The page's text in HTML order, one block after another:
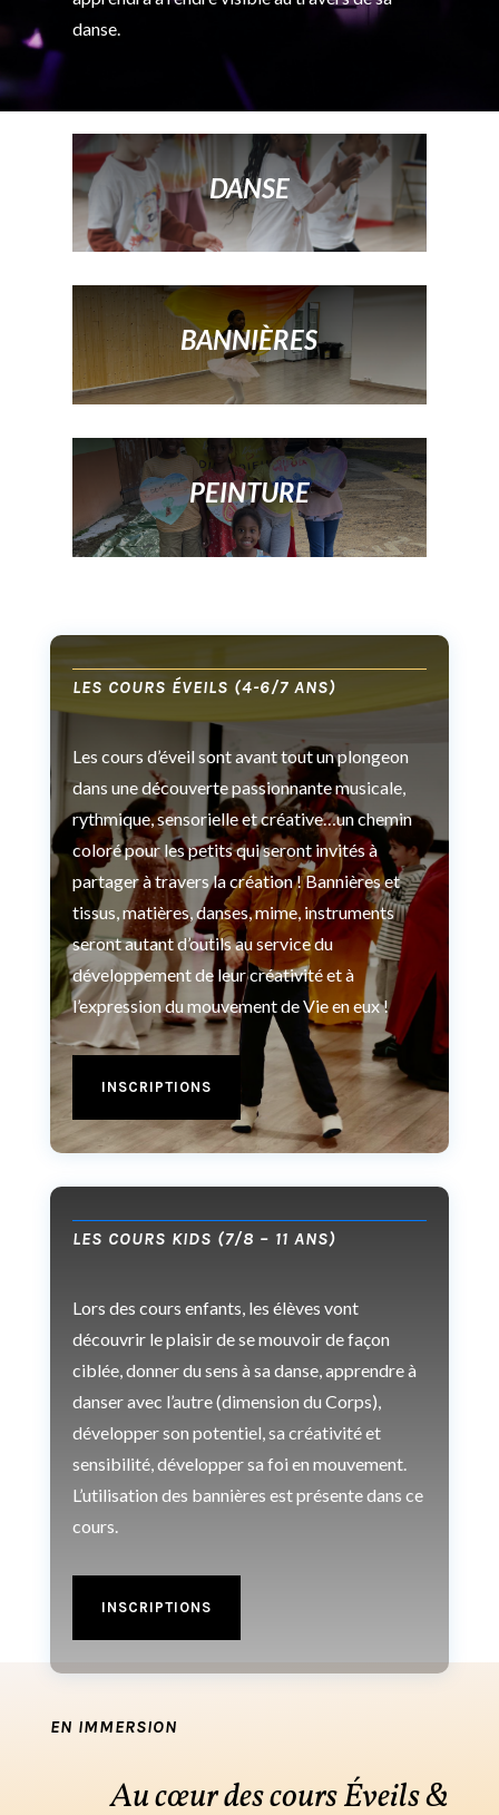
danse.
DANSE
BANNIÈRES
PEINTURE
LES COURS ÉVEILS (4-6/7 ANS)
Les cours d’éveil sont avant tout un plongeon
dans une découverte passionnante musicale,
rythmique, sensorielle et créative…un chemin
coloré pour les petits qui seront invités à
partager à travers la création ! Bannières et
tissus, matières, danses, mime, instruments
seront autant d’outils au service du
développement de leur créativité et à
l’expression du mouvement de Vie en eux !
INSCRIPTIONS
LES COURS KIDS (7/8 – 11 ANS)
Lors des cours enfants, les élèves vont
découvrir le plaisir de se mouvoir de façon
ciblée, donner du sens à sa danse, apprendre à
danser avec l’autre (dimension du Corps),
développer son potentiel, sa créativité et
sensibilité, développer sa foi en mouvement.
L’utilisation des bannières est présente dans ce
cours.
INSCRIPTIONS
EN IMMERSION
Au cœur des cours Éveils &